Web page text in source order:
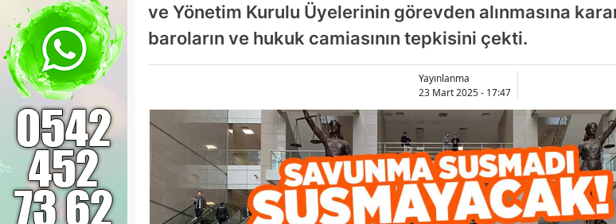
ve Yönetim Kurulu Üyelerinin görevden alınmasına
baroların ve hukuk camiasının tepkisini çekti.
Yayınlanma
23 Mart 2025 - 17:47